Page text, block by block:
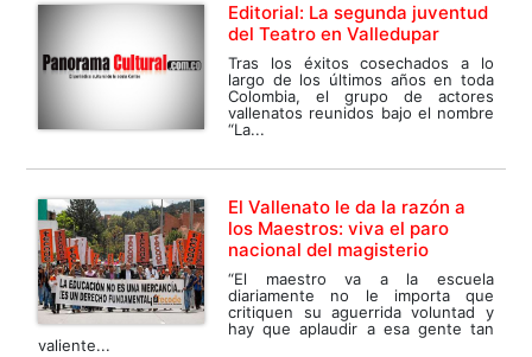
Editorial: La segunda juventud
del Teatro en Valledupar
Tras los éxitos cosechados a lo
largo de los últimos años en toda
Colombia, el grupo de actores
vallenatos reunidos bajo el nombre
“La...
El Vallenato le da la razón a
los Maestros: viva el paro
nacional del magisterio
“El maestro va a la escuela
diariamente no le importa que
critiquen su aguerrida voluntad y
hay que aplaudir a esa gente tan
valiente...